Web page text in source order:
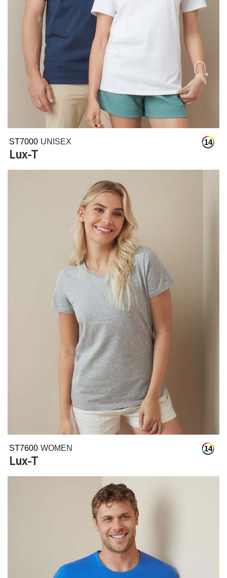
14
ST7000 UNISEX
Lux-T
14
ST7600 WOMEN
Lux-T